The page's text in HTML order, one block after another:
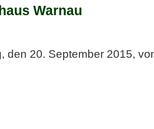
Warnau
den 20. September 2015,